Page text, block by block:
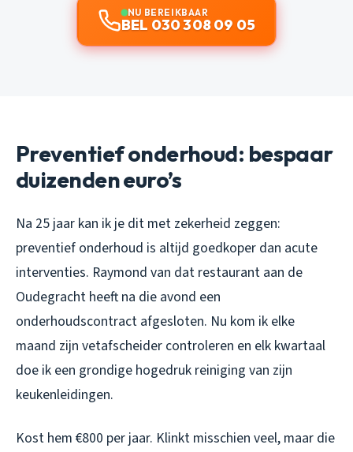
NU BEREIKBAAR
BEL 030 308 09 05
Preventief onderhoud: bespaar
duizenden euro’s
Na 25 jaar kan ik je dit met zekerheid zeggen:
preventief onderhoud is altijd goedkoper dan acute
interventies. Raymond van dat restaurant aan de
Oudegracht heeft na die avond een
onderhoudscontract afgesloten. Nu kom ik elke
maand zijn vetafscheider controleren en elk kwartaal
doe ik een grondige hogedruk reiniging van zijn
keukenleidingen.
Kost hem €800 per jaar. Klinkt misschien veel, maar die